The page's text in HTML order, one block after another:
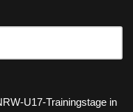
U17-Trainingstage in